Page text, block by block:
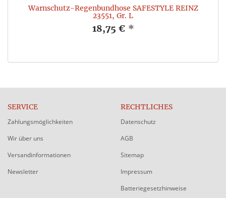
Warnschutz-Regenbundhose SAFESTYLE REINZ
23551, Gr. L
18,75 € *
SERVICE
Zahlungsmöglichkeiten
Wir über uns
Versandinformationen
Newsletter
RECHTLICHES
Datenschutz
AGB
Sitemap
Impressum
Batteriegesetzhinweise